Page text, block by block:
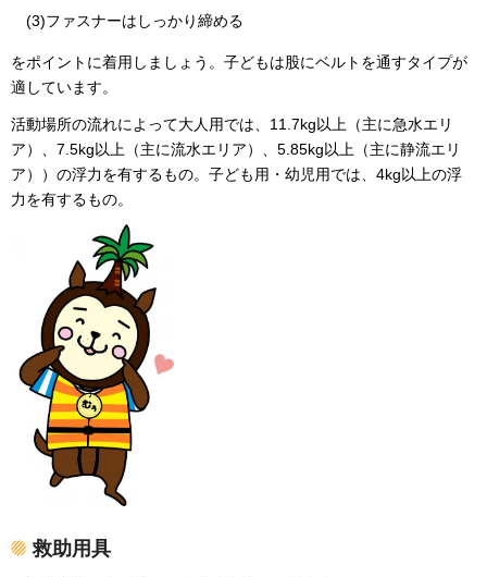
(3)ファスナーはしっかり締める
をポイントに着用しましょう。子どもは股にベルトを通すタイプが
適しています。
活動場所の流れによって大人用では、11.7kg以上（主に急水エリ
ア）、7.5kg以上（主に流水エリア）、5.85kg以上（主に静流エリ
ア））の浮力を有するもの。子ども用・幼児用では、4kg以上の浮
力を有するもの。
救助用具